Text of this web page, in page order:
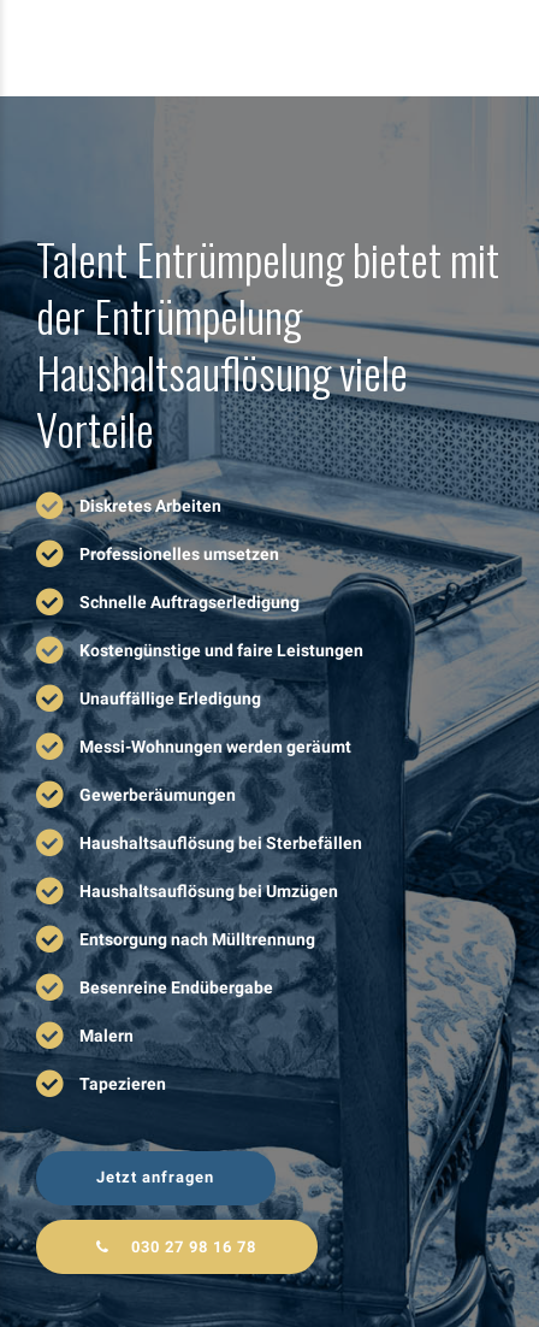
Talent Entrümpelung bietet mit
der Entrümpelung
Haushaltsauflösung viele
Vorteile
Diskretes Arbeiten
Professionelles umsetzen
Schnelle Auftragserledigung
Kostengünstige und faire Leistungen
Unauffällige Erledigung
Messi-Wohnungen werden geräumt
Gewerberäumungen
Haushaltsauflösung bei Sterbefällen
Haushaltsauflösung bei Umzügen
Entsorgung nach Mülltrennung
Besenreine Endübergabe
Malern
Tapezieren
Jetzt anfragen
030 27 98 16 78